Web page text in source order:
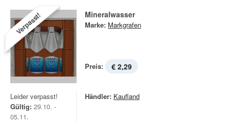
Verpasst! Mineralwasser
Marke: Markgrafen
Preis: € 2,29
Leider verpasst!
Gültig: 29.10. -
05.11.
Händler: Kaufland